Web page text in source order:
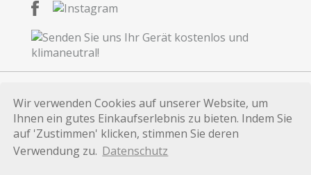
Wir verwenden Cookies auf unserer Website, um
Ihnen ein gutes Einkaufserlebnis zu bieten. Indem Sie
auf 'Zustimmen' klicken, stimmen Sie deren
Verwendung zu. Datenschutz
© 2026 Recommerce AG. Proudly Made in
Switzerland.
Alle auf dieser Website verwendeten Marken und